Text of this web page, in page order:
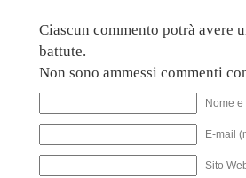
Ciascun commento potrà avere
battute.
Non sono ammessi commenti
Nome
E-mail
Sito